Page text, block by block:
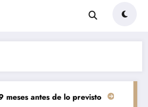
de lo previsto «El mundo AgTech